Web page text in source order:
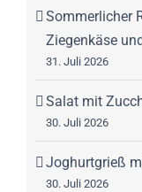
Sommerlicher
Ziegenkäse
31. Juli 2026
Salat mit
30. Juli 2026
Joghurtgrieß
30. Juli 2026